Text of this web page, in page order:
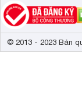
© 2013 - 2023 Bản